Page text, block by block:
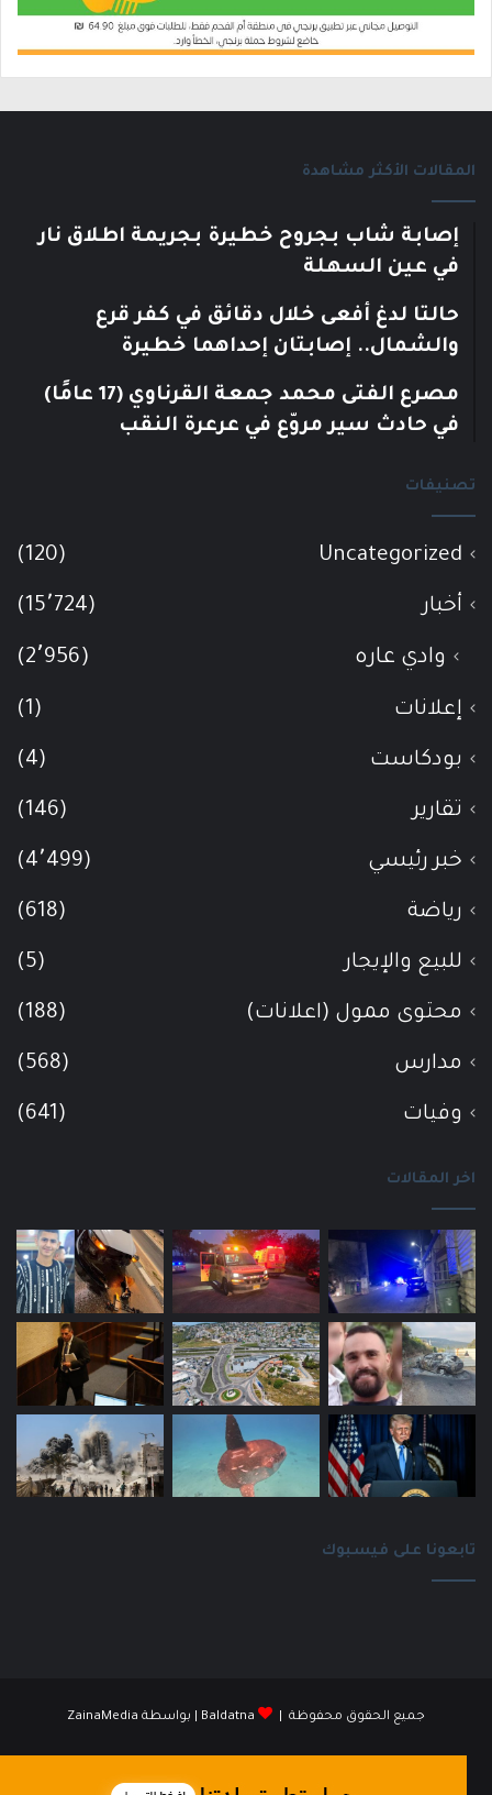
المقالات الأكثر مشاهدة
إصابة شاب بجروح خطيرة بجريمة اطلاق نار
في عين السهلة
حالتا لدغ أفعى خلال دقائق في كفر قرع
والشمال.. إصابتان إحداهما خطيرة
مصرع الفتى محمد جمعة القرناوي (17 عامًا)
في حادث سير مروّع في عرعرة النقب
تصنيفات
Uncategorized
(120)
أخبار (15٬724)
وادي عاره (2٬956)
إعلانات (1)
بودكاست (4)
تقارير (146)
خبر رئيسي (4٬499)
رياضة (618)
للبيع والإيجار (5)
محتوى ممول (اعلانات) (188)
مدارس (568)
وفيات (641)
اخر المقالات
تابعونا على فيسبوك
جميع الحقوق محفوظة | Baldatna | بواسطة ZainaMedia